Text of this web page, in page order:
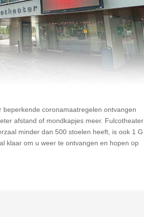
coronamaatregelen ontvangen
afstand of mondkapjes meer. Fulcotheater
minder dan 500 stoelen heeft, is ook 1 G
klaar om u weer te ontvangen en hopen op